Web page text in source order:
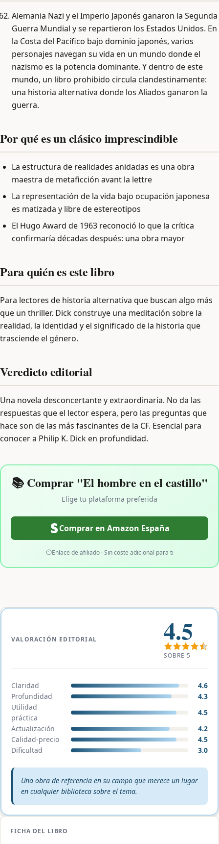
Alemania Nazi y el Imperio Japonés ganaron la Segunda
Guerra Mundial y se repartieron los Estados Unidos. En
la Costa del Pacífico bajo dominio japonés, varios
personajes navegan su vida en un mundo donde el
nazismo es la potencia dominante. Y dentro de este
mundo, un libro prohibido circula clandestinamente:
una historia alternativa donde los Aliados ganaron la
guerra.
Por qué es un clásico imprescindible
La estructura de realidades anidadas es una obra
maestra de metaficción avant la lettre
La representación de la vida bajo ocupación japonesa
es matizada y libre de estereotipos
El Hugo Award de 1963 reconoció lo que la crítica
confirmaría décadas después: una obra mayor
Para quién es este libro
Para lectores de historia alternativa que buscan algo más
que un thriller. Dick construye una meditación sobre la
realidad, la identidad y el significado de la historia que
trasciende el género.
Veredicto editorial
Una novela desconcertante y extraordinaria. No da las
respuestas que el lector espera, pero las preguntas que
hace son de las más fascinantes de la CF. Esencial para
conocer a Philip K. Dick en profundidad.
📚 Comprar "El hombre en el castillo"
Elige tu plataforma preferida
Comprar en Amazon España
Enlace de afiliado · Sin coste adicional para ti
VALORACIÓN EDITORIAL 4.5
SOBRE 5
Claridad
4.6
Profundidad
4.3
Utilidad
práctica
4.5
Actualización
4.2
Calidad-precio
4.5
Dificultad
3.0
Veredicto editorial:
Una obra de referencia en su campo que merece un lugar
en cualquier biblioteca sobre el tema.
FICHA DEL LIBRO